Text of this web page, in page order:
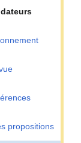
propositions